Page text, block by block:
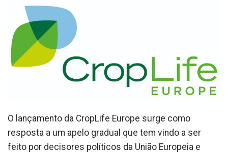
O lançamento da CropLife Europe surge como
resposta a um apelo gradual que tem vindo a ser
feito por decisores políticos da União Europeia e